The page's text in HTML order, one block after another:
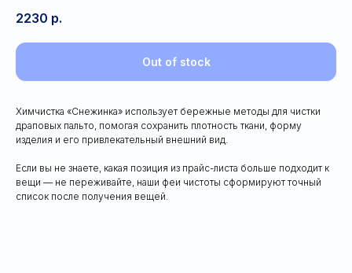
2230 р.
Out of stock
Химчистка «Снежинка» использует бережные методы для чистки
драповых пальто, помогая сохранить плотность ткани, форму
изделия и его привлекательный внешний вид.
Если вы не знаете, какая позиция из прайс-листа больше подходит к
вещи — не переживайте, наши феи чистоты сформируют точный
список после получения вещей.